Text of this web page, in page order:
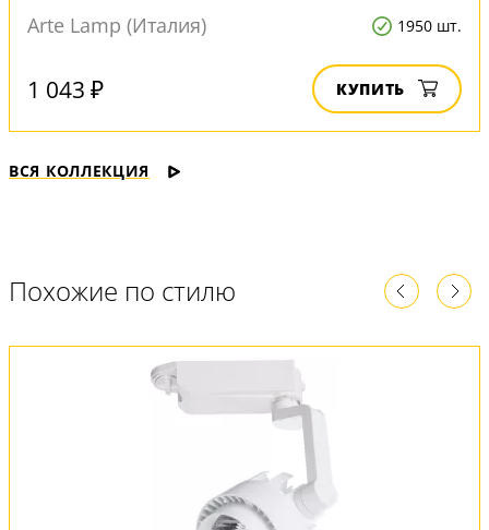
Arte Lamp (Италия) 1950 шт.
1 043 ₽ КУПИТЬ
ВСЯ КОЛЛЕКЦИЯ
Похожие по стилю